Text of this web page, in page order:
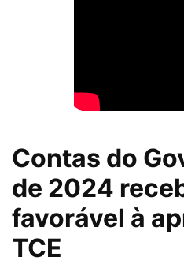
Contas do
de 2024
favorável à
TCE